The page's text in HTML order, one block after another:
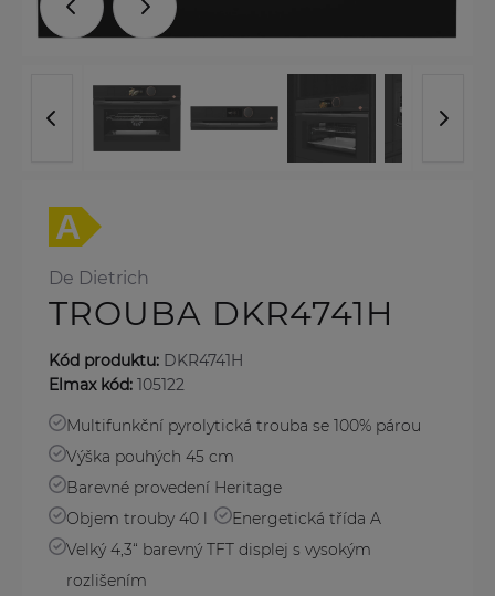
De Dietrich
TROUBA DKR4741H
Kód produktu: DKR4741H
Elmax kód: 105122
Multifunkční pyrolytická trouba se 100% párou
Výška pouhých 45 cm
Barevné provedení Heritage
Objem trouby 40 l
Energetická třída A
Velký 4,3“ barevný TFT displej s vysokým
rozlišením